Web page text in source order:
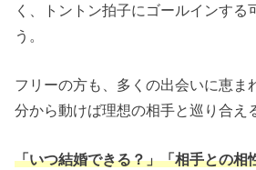
く、トントン拍子にゴールインする
う。
フリーの方も、多くの出会いに恵ま
分から動けば理想の相手と巡り合え
「いつ結婚できる？」「相手との相